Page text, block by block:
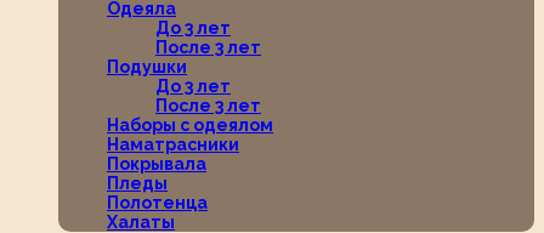
Одеяла
До 3 лет
После 3 лет
Подушки
До 3 лет
После 3 лет
Наборы с одеялом
Наматрасники
Покрывала
Пледы
Полотенца
Халаты